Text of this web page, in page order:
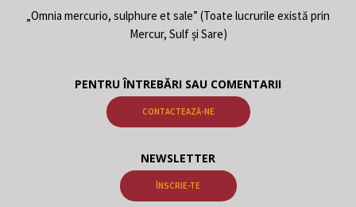
„Omnia mercurio, sulphure et sale” (Toate lucrurile există prin
Mercur, Sulf și Sare)
PENTRU ÎNTREBĂRI SAU COMENTARII
CONTACTEAZĂ-NE
NEWSLETTER
ÎNSCRIE-TE